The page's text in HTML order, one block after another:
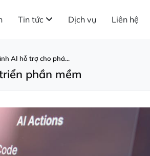
Tin tức Dịch vụ Liên hệ
AI hỗ trợ cho phá...
phần mềm